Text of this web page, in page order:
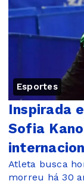
Esportes
Inspirada
Sofia
Atleta busca
morreu há 30